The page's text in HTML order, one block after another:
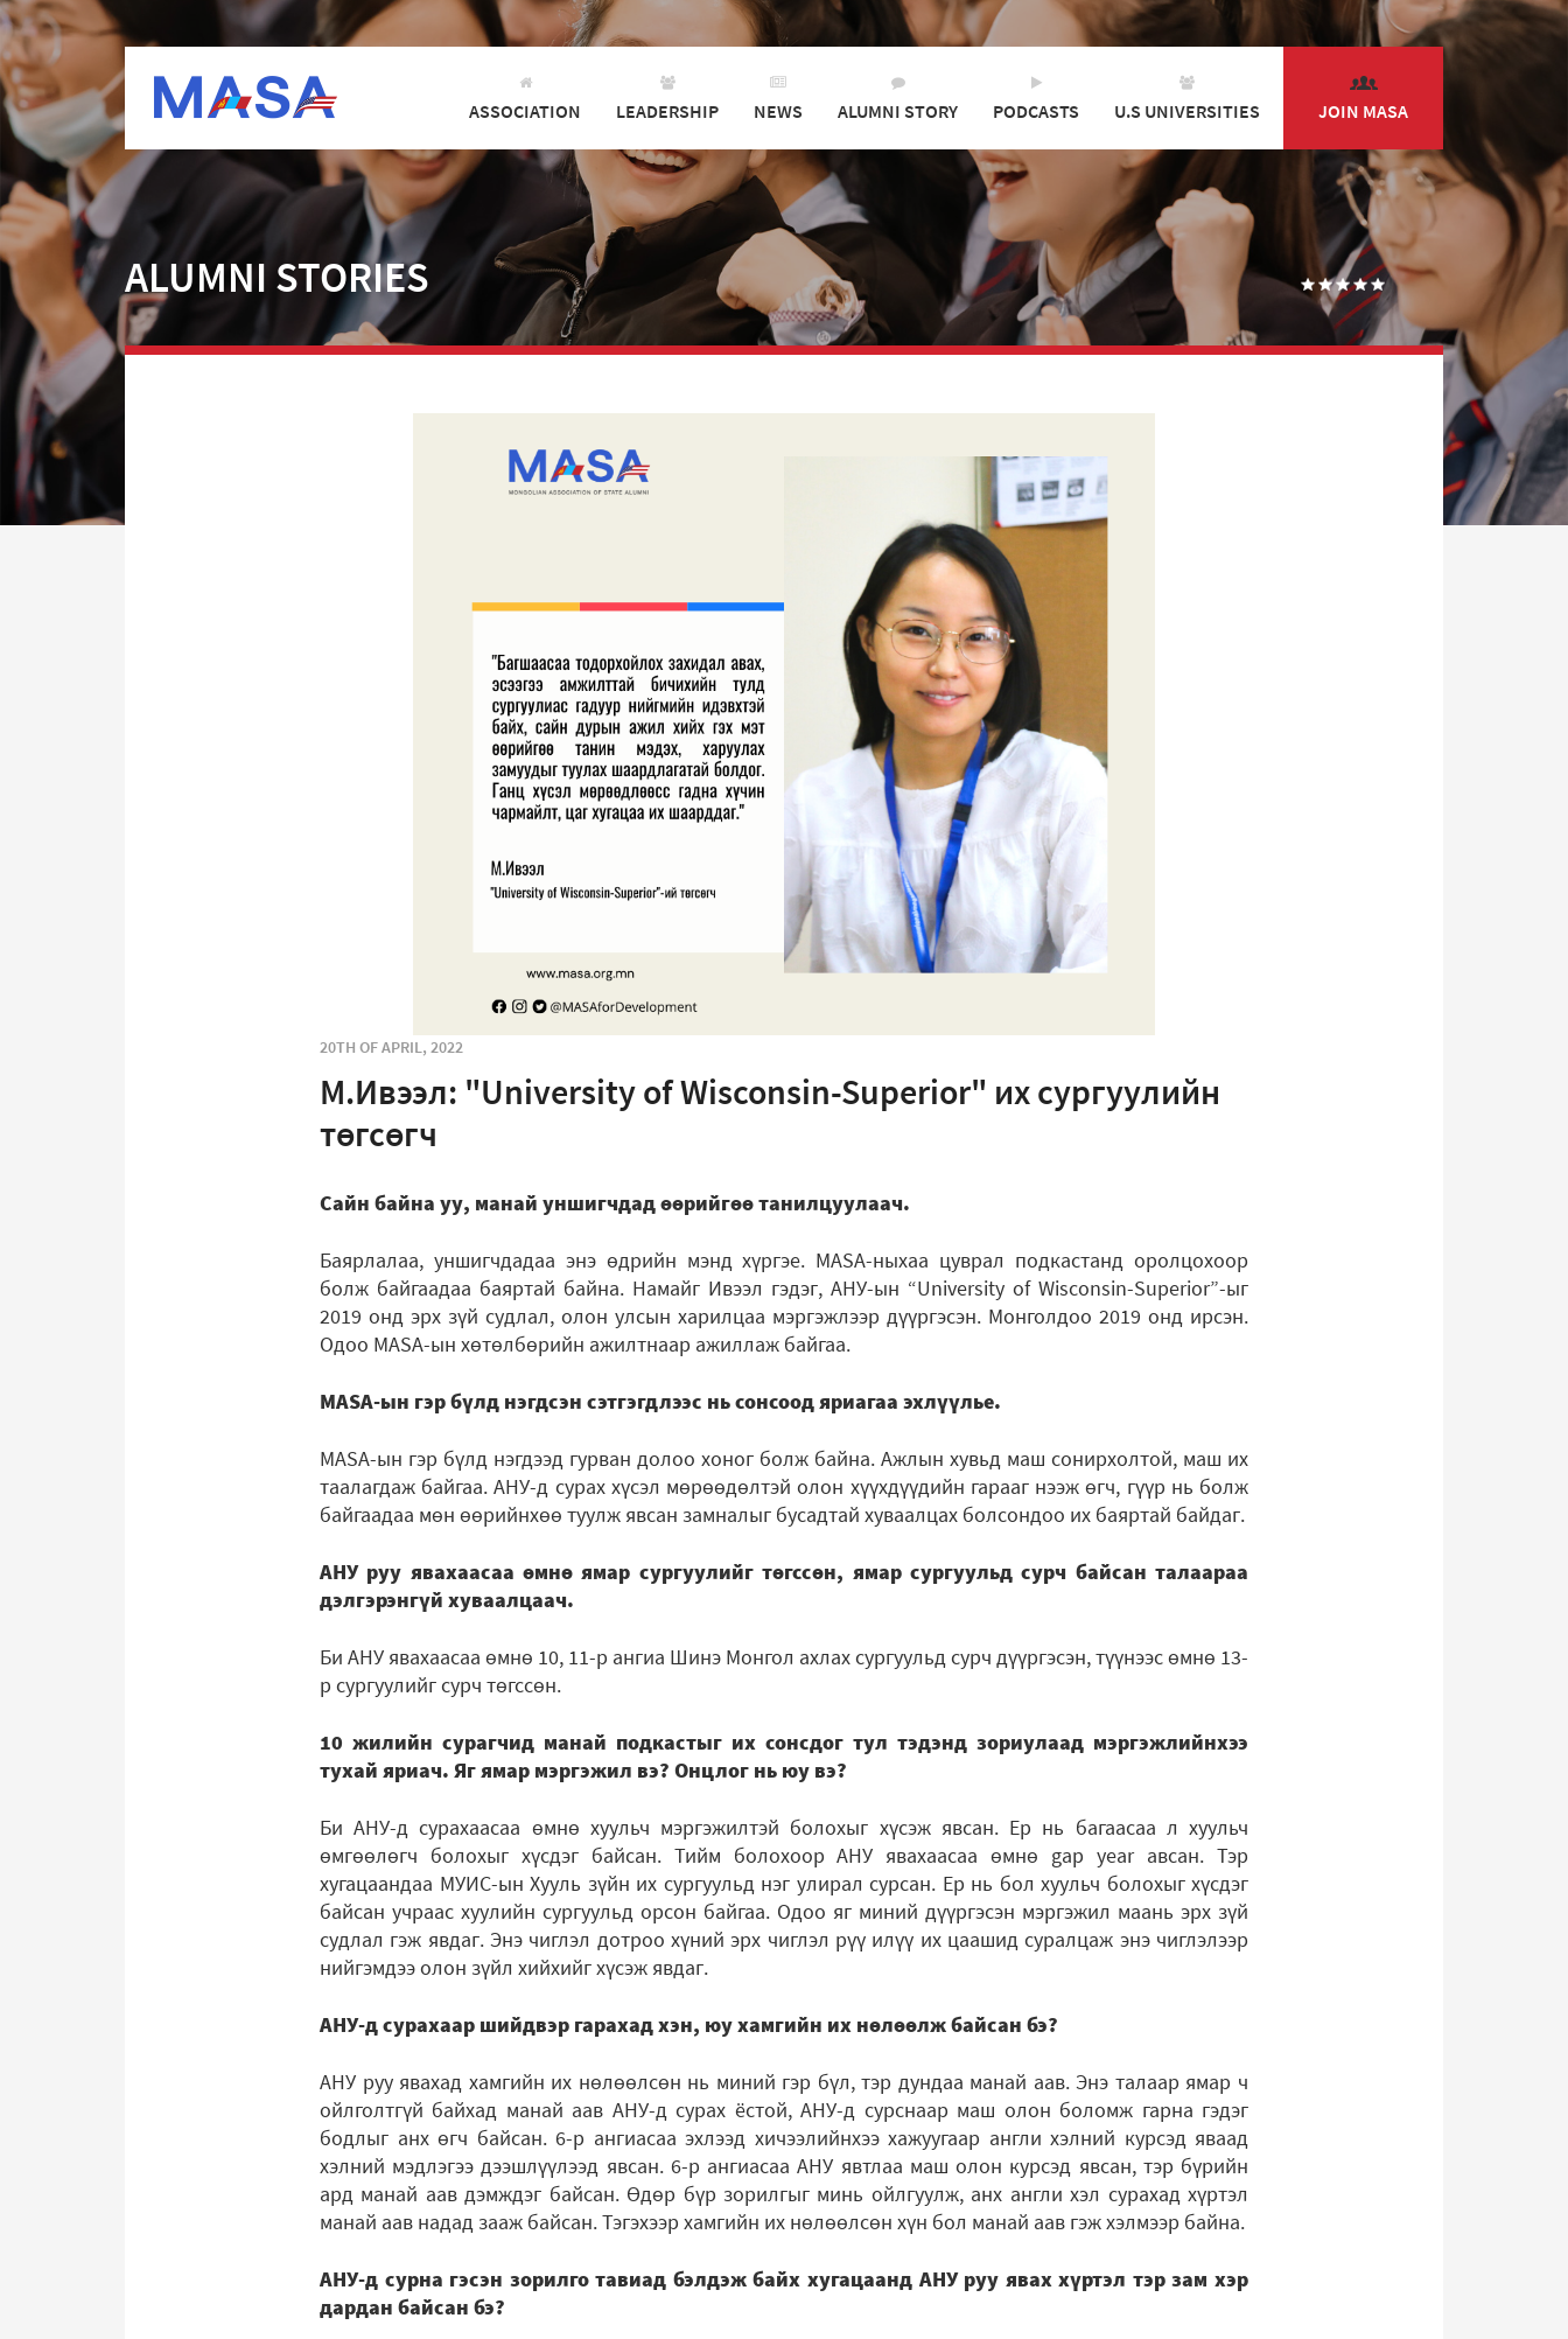
ASSOCIATION LEADERSHIP NEWS ALUMNI STORY PODCASTS U.S UNIVERSITIES JOIN MASA
ALUMNI STORIES
20TH OF APRIL, 2022
М.Ивээл: "University of Wisconsin-Superior" их сургуулийн
төгсөгч
Сайн байна уу, манай уншигчдад өөрийгөө танилцуулаач.
Баярлалаа, уншигчдадаа энэ өдрийн мэнд хүргэе. MASA-ныхаа цуврал подкастанд оролцохоор
болж байгаадаа баяртай байна. Намайг Ивээл гэдэг, АНУ-ын “University of Wisconsin-Superior”-ыг
2019 онд эрх зүй судлал, олон улсын харилцаа мэргэжлээр дүүргэсэн. Монголдоо 2019 онд ирсэн.
Одоо MASA-ын хөтөлбөрийн ажилтнаар ажиллаж байгаа.
MASA-ын гэр бүлд нэгдсэн сэтгэгдлээс нь сонсоод яриагаа эхлүүлье.
MASA-ын гэр бүлд нэгдээд гурван долоо хоног болж байна. Ажлын хувьд маш сонирхолтой, маш их
таалагдаж байгаа. АНУ-д сурах хүсэл мөрөөдөлтэй олон хүүхдүүдийн гарааг нээж өгч, гүүр нь болж
байгаадаа мөн өөрийнхөө туулж явсан замналыг бусадтай хуваалцах болсондоо их баяртай байдаг.
АНУ руу явахаасаа өмнө ямар сургуулийг төгссөн, ямар сургуульд сурч байсан талаараа
дэлгэрэнгүй хуваалцаач.
Би АНУ явахаасаа өмнө 10, 11-р ангиа Шинэ Монгол ахлах сургуульд сурч дүүргэсэн, түүнээс өмнө 13-
р сургуулийг сурч төгссөн.
10 жилийн сурагчид манай подкастыг их сонсдог тул тэдэнд зориулаад мэргэжлийнхээ
тухай яриач. Яг ямар мэргэжил вэ? Онцлог нь юу вэ?
Би АНУ-д сурахаасаа өмнө хуульч мэргэжилтэй болохыг хүсэж явсан. Ер нь багаасаа л хуульч
өмгөөлөгч болохыг хүсдэг байсан. Тийм болохоор АНУ явахаасаа өмнө gap year авсан. Тэр
хугацаандаа МУИС-ын Хууль зүйн их сургуульд нэг улирал сурсан. Ер нь бол хуульч болохыг хүсдэг
байсан учраас хуулийн сургуульд орсон байгаа. Одоо яг миний дүүргэсэн мэргэжил маань эрх зүй
судлал гэж явдаг. Энэ чиглэл дотроо хүний эрх чиглэл рүү илүү их цаашид суралцаж энэ чиглэлээр
нийгэмдээ олон зүйл хийхийг хүсэж явдаг.
АНУ-д сурахаар шийдвэр гарахад хэн, юу хамгийн их нөлөөлж байсан бэ?
АНУ руу явахад хамгийн их нөлөөлсөн нь миний гэр бүл, тэр дундаа манай аав. Энэ талаар ямар ч
ойлголтгүй байхад манай аав АНУ-д сурах ёстой, АНУ-д сурснаар маш олон боломж гарна гэдэг
бодлыг анх өгч байсан. 6-р ангиасаа эхлээд хичээлийнхээ хажуугаар англи хэлний курсэд яваад
хэлний мэдлэгээ дээшлүүлээд явсан. 6-р ангиасаа АНУ явтлаа маш олон курсэд явсан, тэр бүрийн
ард манай аав дэмждэг байсан. Өдөр бүр зорилгыг минь ойлгуулж, анх англи хэл сурахад хүртэл
манай аав надад зааж байсан. Тэгэхээр хамгийн их нөлөөлсөн хүн бол манай аав гэж хэлмээр байна.
АНУ-д сурна гэсэн зорилго тавиад бэлдэж байх хугацаанд АНУ руу явах хүртэл тэр зам хэр
дардан байсан бэ?